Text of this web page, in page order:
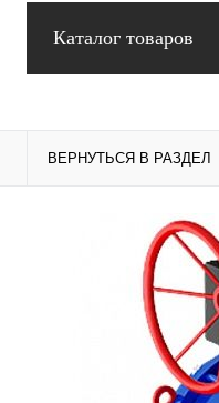
Каталог товаров
ВЕРНУТЬСЯ В РАЗДЕЛ